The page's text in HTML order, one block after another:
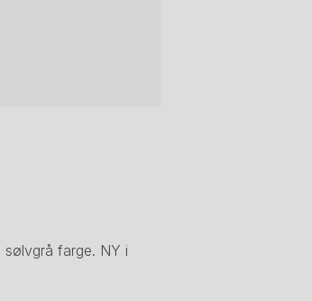
farge. NY i